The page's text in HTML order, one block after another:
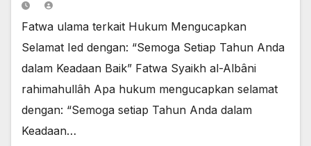
Fatwa ulama terkait Hukum Mengucapkan
Selamat Ied dengan: “Semoga Setiap Tahun Anda
dalam Keadaan Baik” Fatwa Syaikh al-Albâni
rahimahullâh Apa hukum mengucapkan selamat
dengan: “Semoga setiap Tahun Anda dalam
Keadaan…